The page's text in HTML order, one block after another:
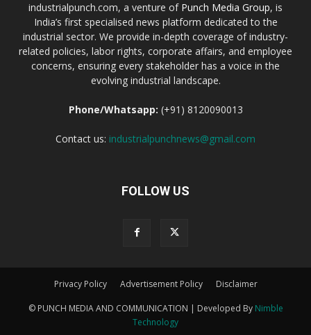
industrialpunch.com, a venture of Punch Media Group, is
India’s first specialised news platform dedicated to the
industrial sector. We provide in-depth coverage of industry-
related policies, labor rights, corporate affairs, and employee
concerns, ensuring every stakeholder has a voice in the
evolving industrial landscape.
Phone/Whatsapp: (+91) 8120090013
Contact us: industrialpunchnews@gmail.com
FOLLOW US
Privacy Policy Advertisement Policy Disclaimer
© PUNCH MEDIA AND COMMUNICATION | Developed By Nimble
Technology